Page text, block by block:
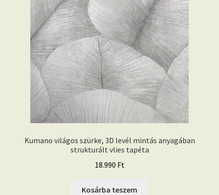
Kumano világos szürke, 3D levél mintás anyagában
strukturált vlies tapéta
18.990 Ft
Kosárba teszem